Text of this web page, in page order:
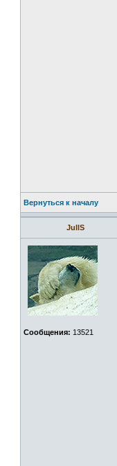
Вернуться к началу
JullS
Сообщения: 13521